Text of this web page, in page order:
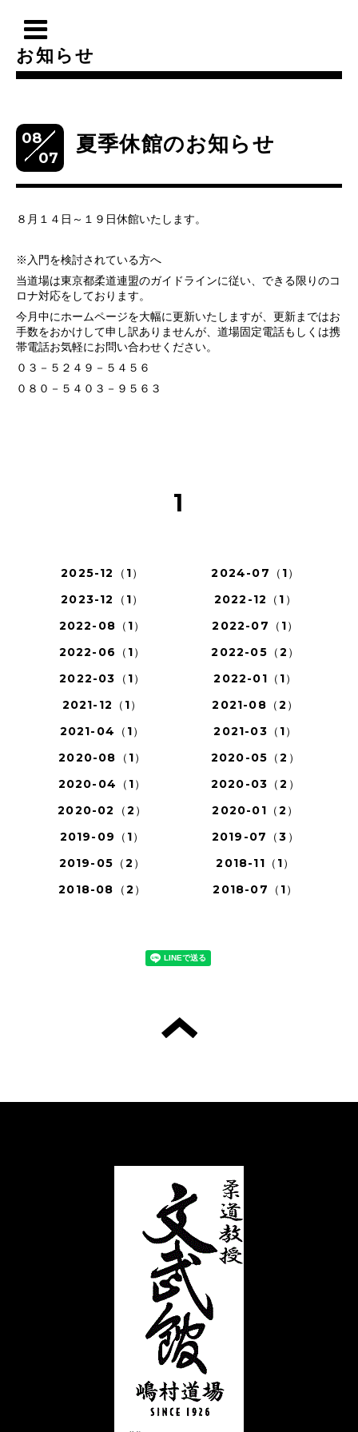
お知らせ
08
07
夏季休館のお知らせ
８月１４日～１９日休館いたします。
※入門を検討されている方へ
当道場は東京都柔道連盟のガイドラインに従い、できる限りのコ
ロナ対応をしております。
今月中にホームページを大幅に更新いたしますが、更新まではお
手数をおかけして申し訳ありませんが、道場固定電話もしくは携
帯電話お気軽にお問い合わせください。
０３－５２４９－５４５６
０８０－５４０３－９５６３
1
2025-12（1）
2024-07（1）
2023-12（1）
2022-12（1）
2022-08（1）
2022-07（1）
2022-06（1）
2022-05（2）
2022-03（1）
2022-01（1）
2021-12（1）
2021-08（2）
2021-04（1）
2021-03（1）
2020-08（1）
2020-05（2）
2020-04（1）
2020-03（2）
2020-02（2）
2020-01（2）
2019-09（1）
2019-07（3）
2019-05（2）
2018-11（1）
2018-08（2）
2018-07（1）